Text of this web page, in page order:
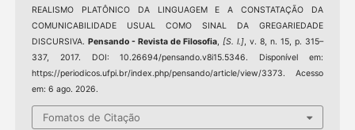
REALISMO PLATÔNICO DA LINGUAGEM E A CONSTATAÇÃO DA
COMUNICABILIDADE USUAL COMO SINAL DA GREGARIEDADE
DISCURSIVA. Pensando - Revista de Filosofia [S. l.] , v. 8, n. 15, p. 315–
337, 2017. DOI: 10.26694/pensando.v8i15.5346. Disponível em:
https://periodicos.ufpi.br/index.php/pensando/article/view/3373. Acesso
em: 6 ago. 2026.
Fomatos de Citação